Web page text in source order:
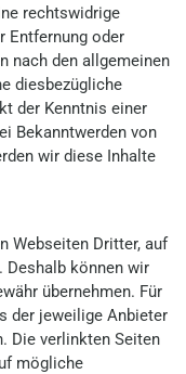
rechtswidrige
Entfernung oder
nach den allgemeinen
diesbezügliche
der Kenntnis einer
Bekanntwerden von
wir diese Inhalte
Webseiten Dritter, auf
Deshalb können wir
übernehmen. Für
der jeweilige Anbieter
Die verlinkten Seiten
mögliche